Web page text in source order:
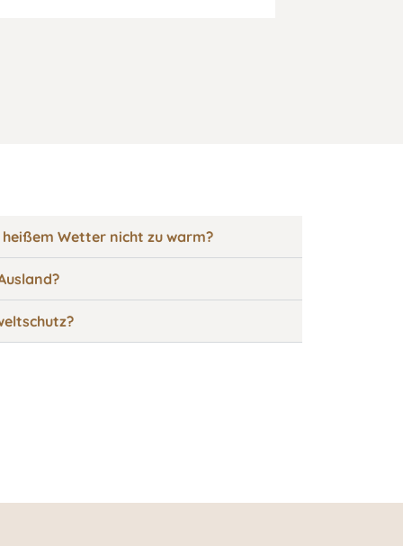
Wetter nicht zu warm?